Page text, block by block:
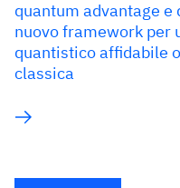
quantum advantage e
nuovo framework per
quantistico affidabile
classica